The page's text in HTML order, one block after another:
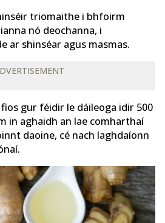
triomaithe i bhfoirm
nó deochanna, i
ar shinséar agus masmas.
gur féidir le dáileoga idir 500
in aghaidh an lae comharthaí
daoine, cé nach laghdaíonn